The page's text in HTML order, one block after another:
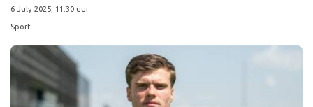
6 July 2025, 11:30 uur
Sport